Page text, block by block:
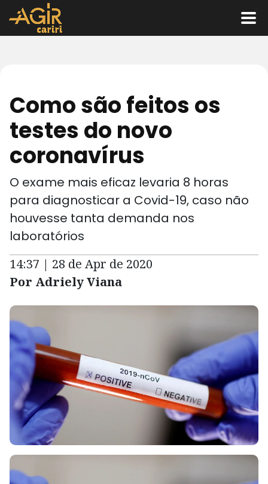
Como são feitos os
testes do novo
coronavírus
O exame mais eficaz levaria 8 horas
para diagnosticar a Covid-19, caso não
houvesse tanta demanda nos
laboratórios
14:37 | 28 de Apr de 2020
Por Adriely Viana